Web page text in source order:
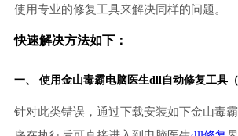
使用专业的修复工具来解决同样的问题。
快速解决方法如下：
一、 使用金山毒霸电脑医生dll自动修复工具（
针对此类错误，通过下载安装如下金山毒